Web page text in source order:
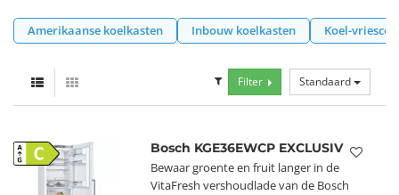
Amerikaanse koelkasten Inbouw koelkasten Koel-
Filter Standaard
Bosch KGE36EWCP EXCLUSIV
Bewaar groente en fruit langer in de
VitaFresh vershoudlade van de Bosch